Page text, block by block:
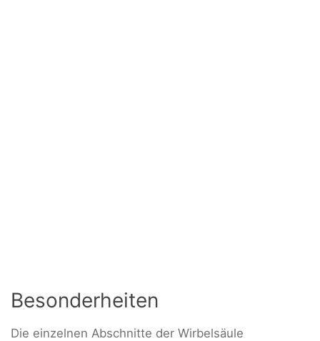
Besonderheiten
Die einzelnen Abschnitte der Wirbelsäule